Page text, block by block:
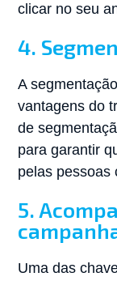
clicar no seu
4.
A
vantagens do
de
para garantir
pelas pessoas
5.
Uma das